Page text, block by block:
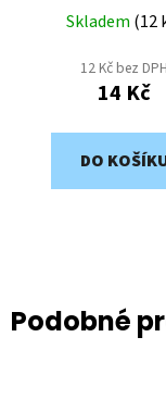
Skladem (12
12 Kč bez DPH
14 Kč
DO
Podobné